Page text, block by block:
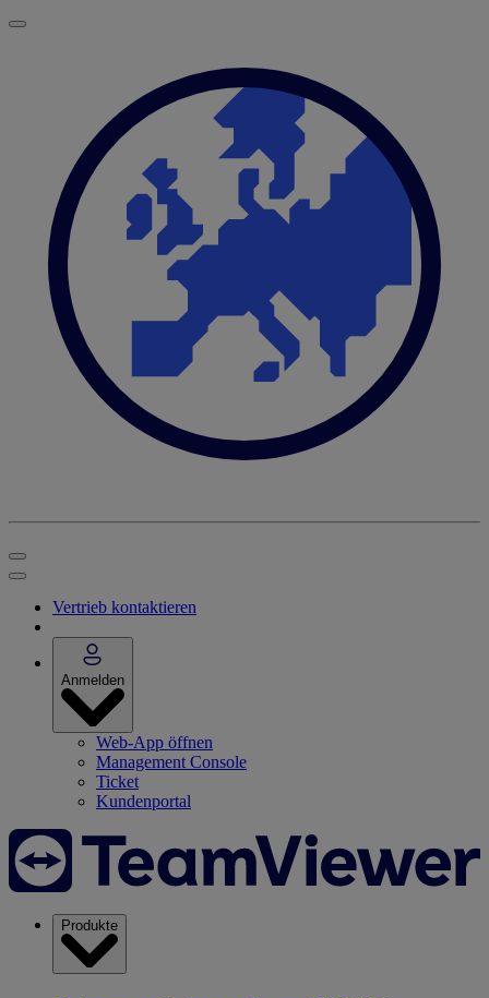
Vertrieb kontaktieren
Anmelden
Web-App öffnen
Management Console
Ticket
Kundenportal
Produkte